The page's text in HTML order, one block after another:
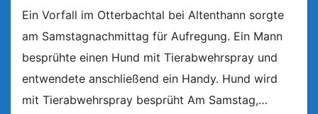
Ein Vorfall im Otterbachtal bei Altenthann sorgte
am Samstagnachmittag für Aufregung. Ein Mann
besprühte einen Hund mit Tierabwehrspray und
entwendete anschließend ein Handy. Hund wird
mit Tierabwehrspray besprüht Am Samstag,…